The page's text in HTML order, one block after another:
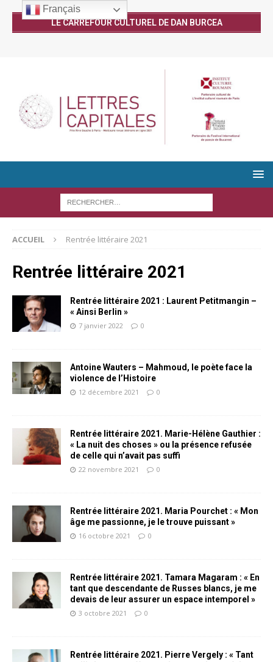
LE CARREFOUR CULTUREL DE DAN BURCEA
ACCUEIL Rentrée littéraire 2021
Rentrée littéraire 2021
Rentrée littéraire 2021 : Laurent Petitmangin –
« Ainsi Berlin »
7 janvier 2022 0
Antoine Wauters – Mahmoud, le poète face la
violence de l’Histoire
12 décembre 2021 0
Rentrée littéraire 2021. Marie-Hélène Gauthier :
« La nuit des choses » ou la présence refusée
de celle qui n’avait pas suffi
22 novembre 2021 0
Rentrée littéraire 2021. Maria Pourchet : « Mon
âge me passionne, je le trouve puissant »
16 octobre 2021 0
Rentrée littéraire 2021. Tamara Magaram : « En
tant que descendante de Russes blancs, je me
devais de leur assurer un espace intemporel »
3 octobre 2021 0
Rentrée littéraire 2021. Pierre Vergely : « Tant
Français